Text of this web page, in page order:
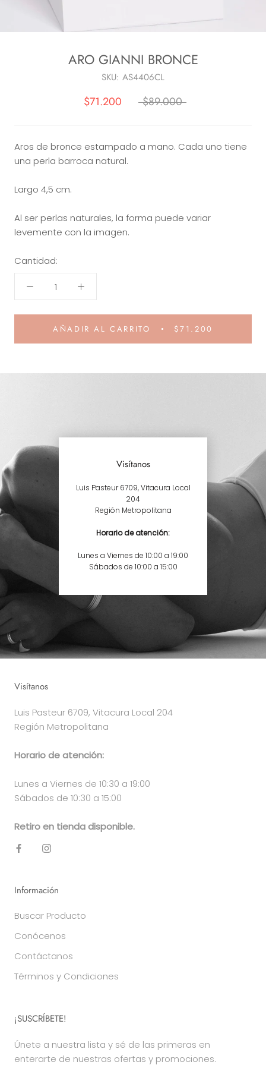
ARO GIANNI BRONCE
SKU: AS4406CL
$71.200 $89.000
Aros de bronce estampado a mano. Cada uno tiene
una perla barroca natural.
Largo 4,5 cm.
Al ser perlas naturales, la forma puede variar
levemente con la imagen.
Cantidad:
AÑADIR AL CARRITO $71.200
Visítanos
Luis Pasteur 6709, Vitacura Local
204
Región Metropolitana
Horario de atención:
Lunes a Viernes de 10:00 a 19:00
Sábados de 10:00 a 15:00
Visítanos
Luis Pasteur 6709, Vitacura Local 204
Región Metropolitana
Horario de atención:
Lunes a Viernes de 10:30 a 19:00
Sábados de 10:30 a 15:00
Retiro en tienda disponible.
Información
Buscar Producto
Conócenos
Contáctanos
Términos y Condiciones
¡SUSCRÍBETE!
Únete a nuestra lista y sé de las primeras en
enterarte de nuestras ofertas y promociones.